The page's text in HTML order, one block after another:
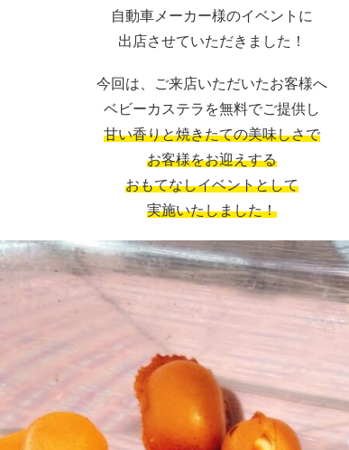
自動車メーカー様のイベントに
出店させていただきました！
今回は、ご来店いただいたお客様へ
ベビーカステラを無料でご提供し
甘い香りと焼きたての美味しさで
お客様をお迎えする
おもてなしイベントとして
実施いたしました！